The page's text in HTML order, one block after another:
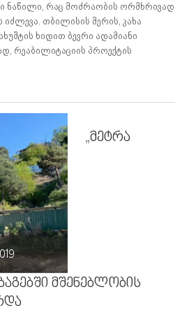
ნაწილი, რაც მოძრაობის ორმხრივად
თბილისის მერის, კახა
ხიდით ბევრი ადამიანი
რეაბილიტაციის პროექტის
„მეტრა
მშენებლობის